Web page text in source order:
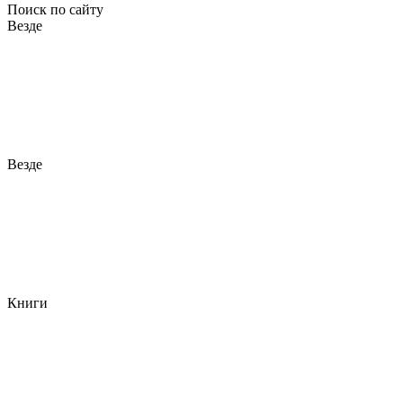
Поиск по сайту
Везде
Везде
Книги